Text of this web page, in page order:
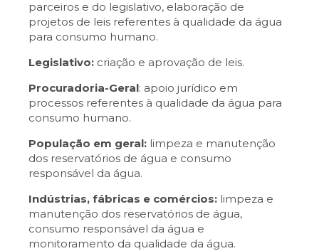
parceiros e do legislativo, elaboração de
projetos de leis referentes à qualidade da água
para consumo humano.
Legislativo: criação e aprovação de leis.
Procuradoria-Geral: apoio jurídico em
processos referentes à qualidade da água para
consumo humano.
População em geral: limpeza e manutenção
dos reservatórios de água e consumo
responsável da água.
Indústrias, fábricas e comércios: limpeza e
manutenção dos reservatórios de água,
consumo responsável da água e
monitoramento da qualidade da água.